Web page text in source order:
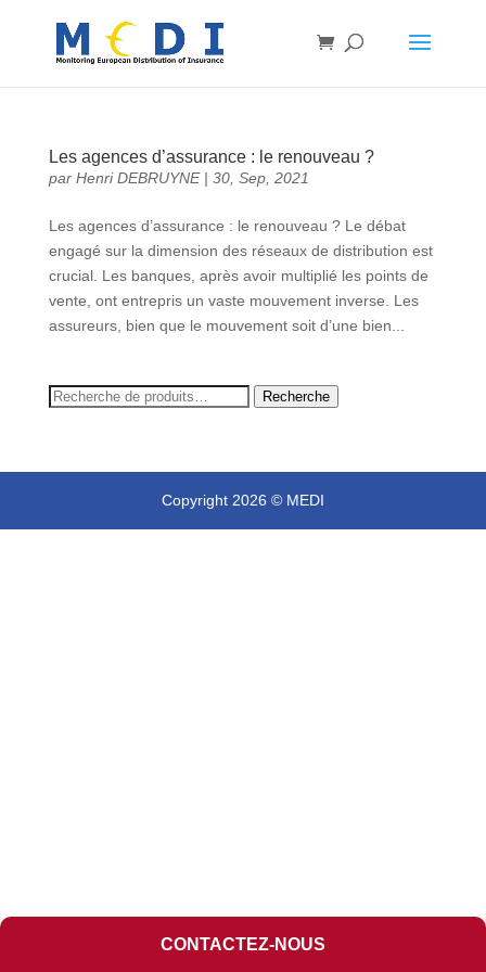
Les agences d’assurance : le renouveau ?
par Henri DEBRUYNE| 30, Sep, 2021
Les agences d’assurance : le renouveau ? Le débat
engagé sur la dimension des réseaux de distribution est
crucial. Les banques, après avoir multiplié les points de
vente, ont entrepris un vaste mouvement inverse. Les
assureurs, bien que le mouvement soit d’une bien...
Recherche
Recherche
Copyright 2026 © MEDI
CONTACTEZ-NOUS